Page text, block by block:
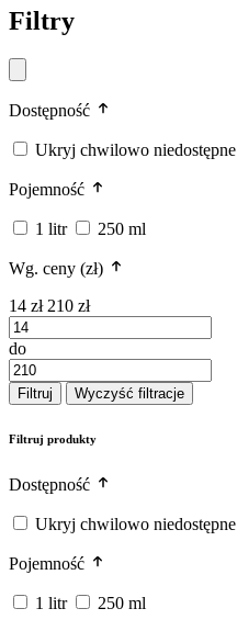
Filtry
Dostępność
Ukryj chwilowo niedostępne
Pojemność
1 litr 250 ml
Wg. ceny (zł)
14 zł 210 zł
do
Filtruj Wyczyść filtracje
Filtruj produkty
Dostępność
Ukryj chwilowo niedostępne
Pojemność
1 litr 250 ml